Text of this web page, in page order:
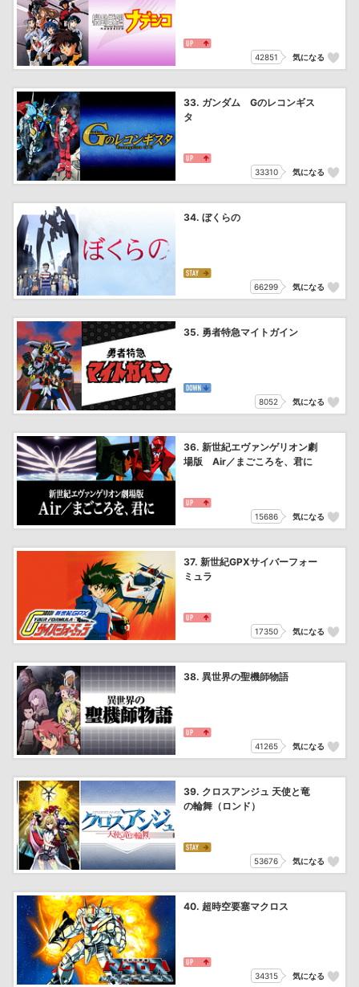
42851 気になる
33. ガンダム Gのレコンギス
タ
33310 気になる
34. ぼくらの
66299 気になる
35. 勇者特急マイトガイン
8052 気になる
36. 新世紀エヴァンゲリオン劇
場版 Air／まごころを、君に
15686 気になる
37. 新世紀GPXサイバーフォー
ミュラ
17350 気になる
38. 異世界の聖機師物語
41265 気になる
39. クロスアンジュ 天使と竜
の輪舞（ロンド）
53676 気になる
40. 超時空要塞マクロス
34315 気になる